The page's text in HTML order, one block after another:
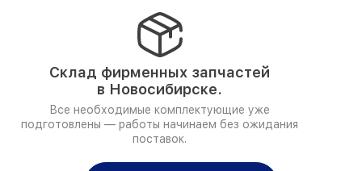
Склад фирменных запчастей
в Новосибирске.
Все необходимые комплектующие уже
подготовлены — работы начинаем без ожидания
поставок.